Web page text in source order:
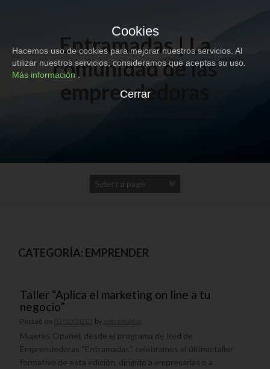
Cookies
Hacemos uso de cookies para mejorar nuestros servicios. Al
utilizar nuestros servicios, consideramos que aceptas su uso.
Más información.
Cerrar
Entramadas | La
comunidad de las
emprendedoras
CATEGORÍA: EMPRENDER
Taller “Aplica el marketing on line a tu
negocio”
Posted on by
Mujeres Opañel, desde el programa de Red de
Emprendedoras “Entramadas”, celebramos el último taller
formativo de esta edición, dirigido a empresarias o a